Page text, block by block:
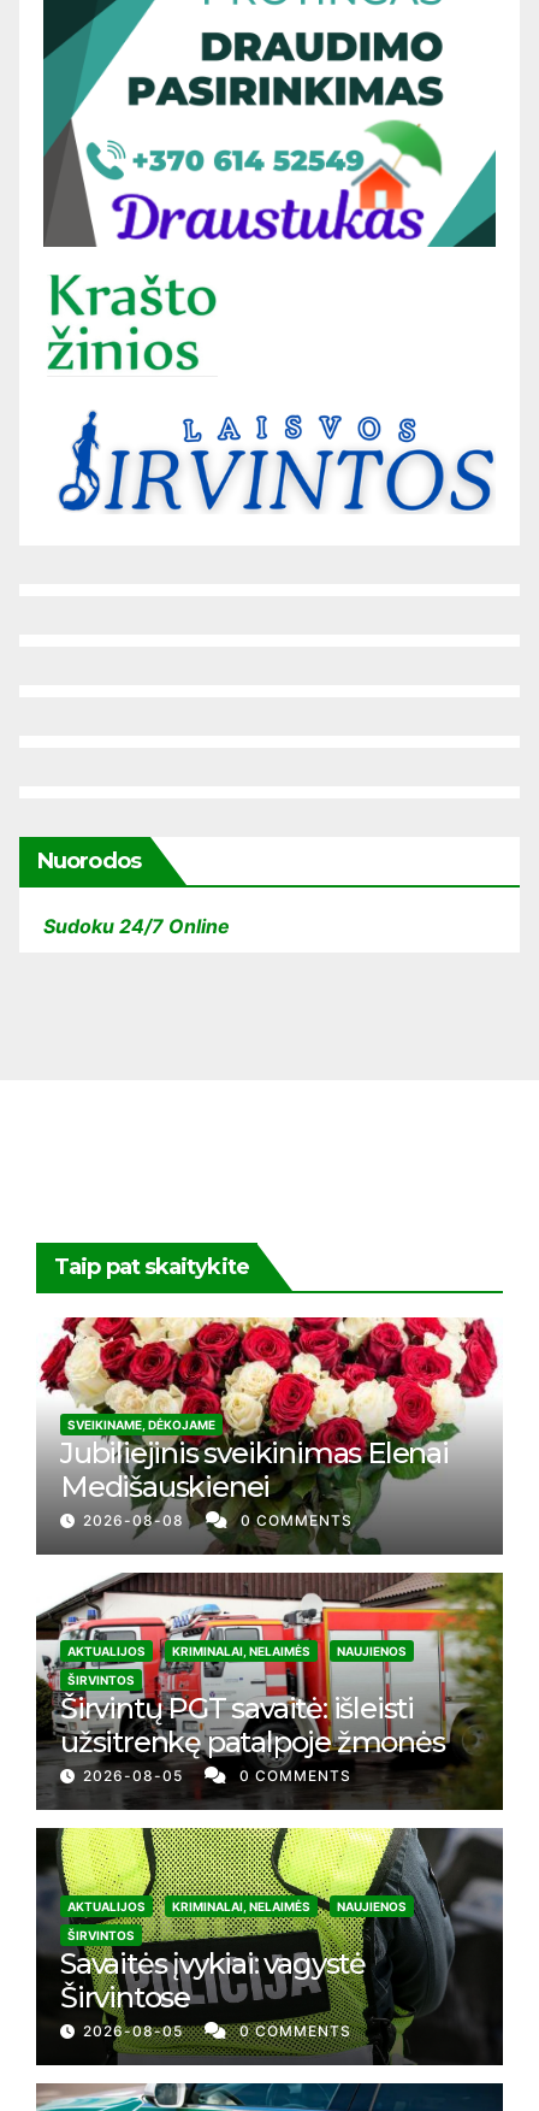
Nuorodos
Sudoku 24/7 Online
Taip pat skaitykite
SVEIKINAME, DĖKOJAME
Jubiliejinis sveikinimas Elenai
Medišauskienei
2026-08-08 0 COMMENTS
AKTUALIJOS KRIMINALAI, NELAIMĖS
NAUJIENOS
ŠIRVINTOS
Širvintų PGT savaitė: išleisti
užsitrenkę patalpoje žmonės
2026-08-05 0 COMMENTS
AKTUALIJOS KRIMINALAI, NELAIMĖS
NAUJIENOS
ŠIRVINTOS
Savaitės įvykiai: vagystė
Širvintose
2026-08-05 0 COMMENTS